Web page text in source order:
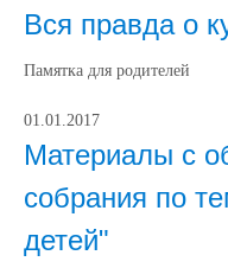
Вся правда о
Памятка для родителей
01.01.2017
Материалы с
собрания по
детей"